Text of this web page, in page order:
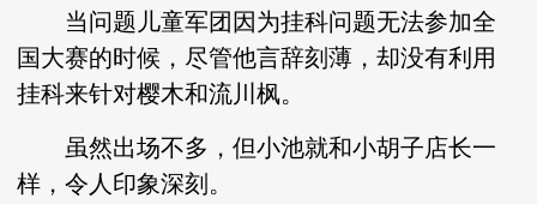
当问题儿童军团因为挂科问题无法参加全
国大赛的时候，尽管他言辞刻薄，却没有利用
挂科来针对樱木和流川枫。
虽然出场不多，但小池就和小胡子店长一
样，令人印象深刻。